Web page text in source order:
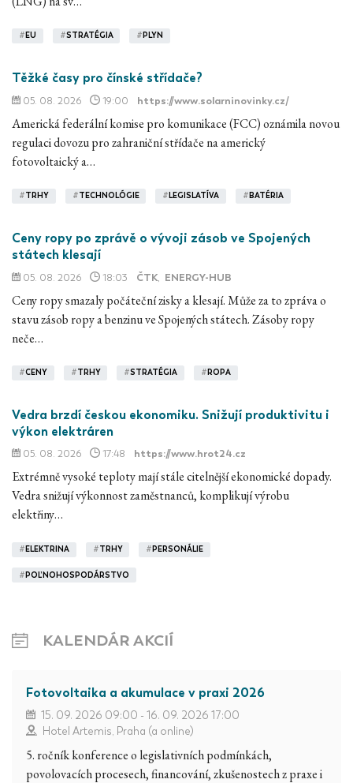
# EU #STRATÉGIA # PLYN
Těžké časy pro čínské střídače?
05. 08. 2026 19:00 https://www.solarninovinky.cz/
Americká federální komise pro komunikace (FCC) oznámila novou
regulaci dovozu pro zahraniční střídače na americký
fotovoltaický a…
#TRHY #TECHNOLÓGIE # LEGISLATÍVA # BATÉRIA
Ceny ropy po zprávě o vývoji zásob ve Spojených
státech klesají
05. 08. 2026 18:03 ČTK ENERGY-HUB
Ceny ropy smazaly počáteční zisky a klesají. Může za to zpráva o
stavu zásob ropy a benzinu ve Spojených státech. Zásoby ropy
neče…
#CENY #TRHY #STRATÉGIA # ROPA
Vedra brzdí českou ekonomiku. Snižují produktivitu i
výkon elektráren
05. 08. 2026 17:48 https://www.hrot24.cz
Extrémně vysoké teploty mají stále citelnější ekonomické dopady.
Vedra snižují výkonnost zaměstnanců, komplikují výrobu
elektřiny…
# ELEKTRINA #TRHY # PERSONÁLIE
# POĽNOHOSPODÁRSTVO
KALENDÁR AKCIÍ
Fotovoltaika a akumulace v praxi 2026
15. 09. 2026 09:00 - 16. 09. 2026 17:00
Hotel Artemis, Praha (a online)
5. ročník konference o legislativních podmínkách,
povolovacích procesech, financování, zkušenostech z praxe i